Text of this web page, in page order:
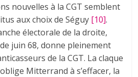
nouvelles à la CGT semblent
aux choix de Séguy [10].
électorale de la droite,
juin 68, donne pleinement
de la CGT. La claque
Mitterrand à s’effacer, la